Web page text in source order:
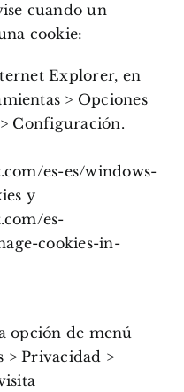
cuando un
cookie:
Explorer, en
> Opciones
Configuración.
es-es/windows-
y
es-
cookies-in-
opción de menú
> Privacidad >